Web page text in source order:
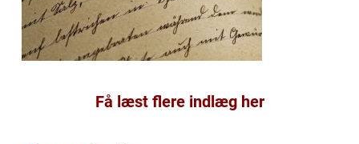
Få læst flere indlæg her